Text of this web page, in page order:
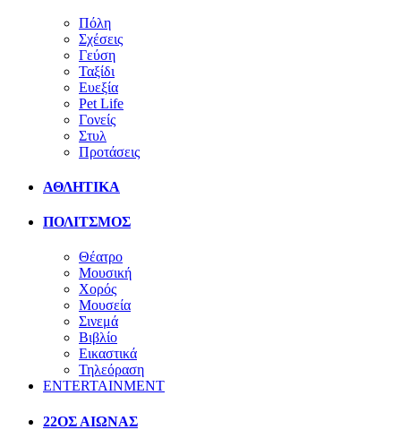
Πόλη
Σχέσεις
Γεύση
Ταξίδι
Ευεξία
Pet Life
Γονείς
Στυλ
Προτάσεις
ΑΘΛΗΤΙΚΑ
ΠΟΛΙΤΣΜΟΣ
Θέατρο
Μουσική
Χορός
Μουσεία
Σινεμά
Βιβλίο
Εικαστικά
Τηλεόραση
ENTERTAINMENT
22ΟΣ ΑΙΩΝΑΣ